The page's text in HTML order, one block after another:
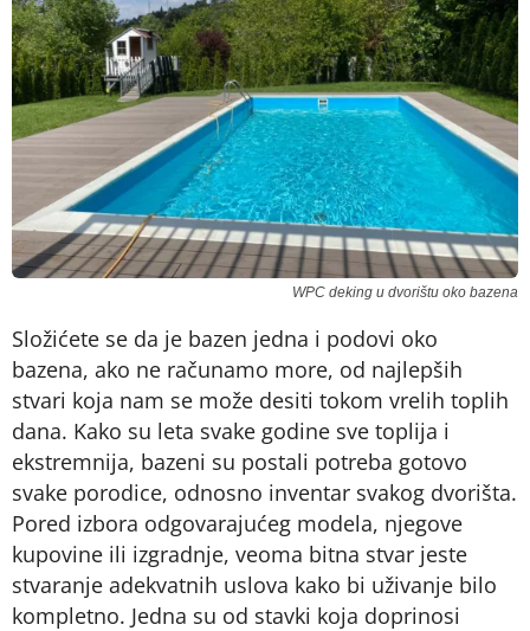
WPC deking u dvorištu oko bazena
Složićete se da je bazen jedna i podovi oko
bazena, ako ne računamo more, od najlepših
stvari koja nam se može desiti tokom vrelih toplih
dana. Kako su leta svake godine sve toplija i
ekstremnija, bazeni su postali potreba gotovo
svake porodice, odnosno inventar svakog dvorišta.
Pored izbora odgovarajućeg modela, njegove
kupovine ili izgradnje, veoma bitna stvar jeste
stvaranje adekvatnih uslova kako bi uživanje bilo
kompletno. Jedna su od stavki koja doprinosi